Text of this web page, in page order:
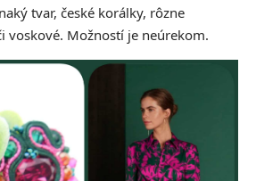
tvar, české korálky, rôzne
voskové. Možností je neúrekom.